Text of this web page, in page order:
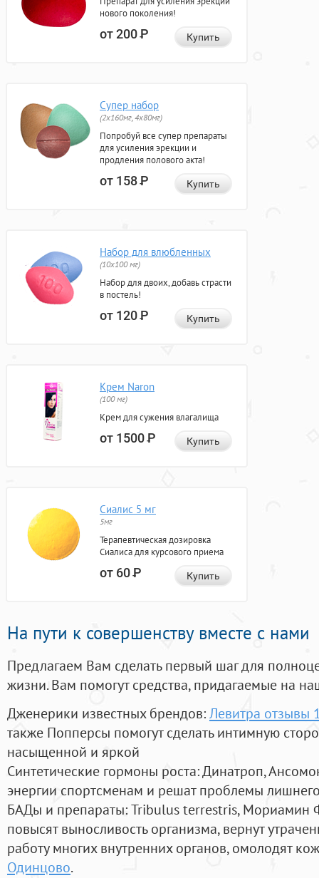
нового поколения!
от 200Р Купить
Супер набор
(2х160мг, 4х80мг)
Попробуй все супер препараты
для усиления эрекции и
продления полового акта!
от 158Р Купить
Набор для влюбленных
(10х100 мг)
Набор для двоих, добавь страсти
в постель!
от 120Р Купить
Крем Naron
(100 мг)
Крем для сужения влагалища
от 1500Р Купить
Сиалис 5 мг
5мг
Терапевтическая дозировка
Сиалиса для курсового приема
от 60Р Купить
На пути к совершенству вместе с нами
Предлагаем Вам сделать первый шаг для
жизни. Вам помогут средства, придагаемые на
Дженерики известных брендов:Левитра отзывы
также Попперсы помогут сделать интимную
насыщенной и яркой
Синтетические гормоны роста: Динатроп,
энергии спортсменам и решат проблемы
БАДы и препараты:Tribulus terrestris, Мориамин
повысят выносливость организма, вернут
работу многих внутренних органов, омолодят
Одинцово.